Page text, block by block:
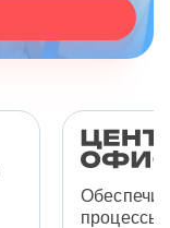
процессы